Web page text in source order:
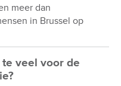
meer dan
in Brussel op
veel voor de